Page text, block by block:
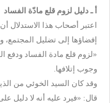
أ ـ دليل لزوم قلع مادّة الفساد
اعتبر أصحاب هذا الاستدلال
إفضاؤها إلى تضليل المجتمع،
«لزوم قلع مادة الفساد ودفع
وجوب إتلافها.
وقد كان السيد الخوئي من
قال: «فيرد عليه أنه لا دليل